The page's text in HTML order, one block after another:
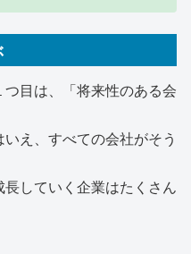
目は、「将来性のある会
え、すべての会社がそう
していく企業はたくさん